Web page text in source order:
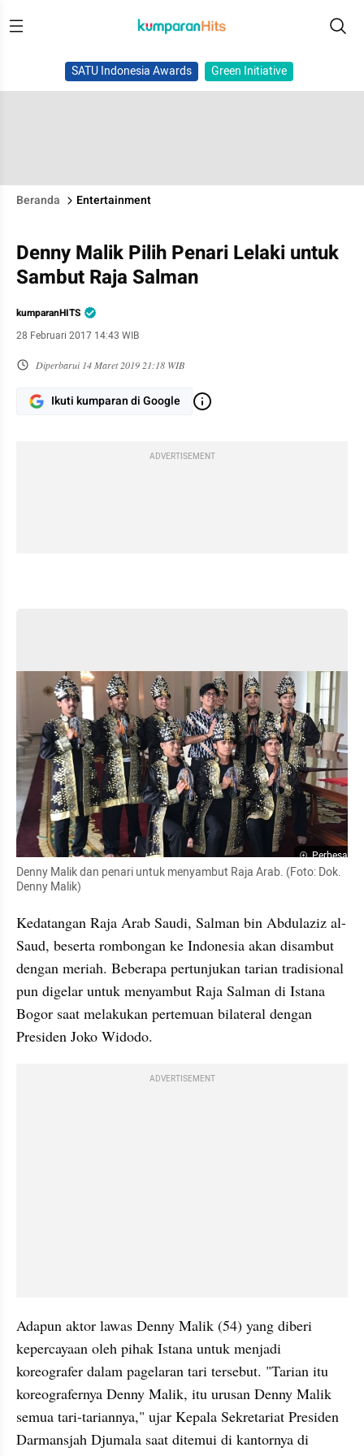
SATU Indonesia Awards Green Initiative
Beranda Entertainment
Denny Malik Pilih Penari Lelaki untuk
Sambut Raja Salman
kumparanHITS
28 Februari 2017 14:43 WIB
Diperbarui 14 Maret 2019 21:18 WIB
Ikuti kumparan di Google
ADVERTISEMENT
Perbesar
Denny Malik dan penari untuk menyambut Raja Arab. (Foto: Dok.
Denny Malik)
Kedatangan Raja Arab Saudi, Salman bin Abdulaziz al-
Saud, beserta rombongan ke Indonesia akan disambut
dengan meriah. Beberapa pertunjukan tarian tradisional
pun digelar untuk menyambut Raja Salman di Istana
Bogor saat melakukan pertemuan bilateral dengan
Presiden Joko Widodo.
ADVERTISEMENT
Adapun aktor lawas Denny Malik (54) yang diberi
kepercayaan oleh pihak Istana untuk menjadi
koreografer dalam pagelaran tari tersebut. "Tarian itu
koreografernya Denny Malik, itu urusan Denny Malik
semua tari-tariannya," ujar Kepala Sekretariat Presiden
Darmansjah Djumala saat ditemui di kantornya di